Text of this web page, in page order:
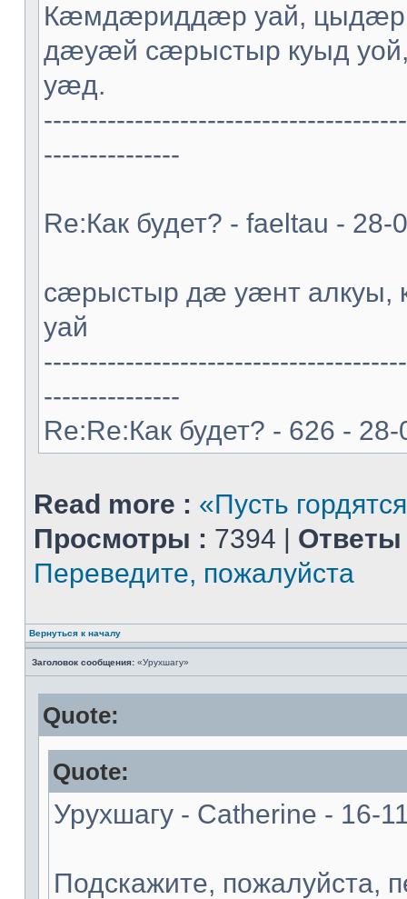
Кæмдæриддæр уай,
дæуæй сæрыстыр куыд
уæд.
---------------
Re:Как будет? - faeltau - 28-
cæрыстыр дæ уæнт
уай
---------------
Re:Re:Как будет? - 626 -
Read more : «Пусть
Просмотры : 7394 | Ответы
Переведите, пожалуйста
Вернуться к началу
Заголовок сообщения: «Урухшагу»
Quote:
Quote:
Урухшагу - Catherine - 16-
Подскажите, пожалуйста,